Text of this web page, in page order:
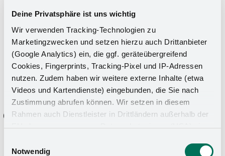
Deine Privatsphäre ist uns wichtig
Wir verwenden Tracking-Technologien zu
Marketingzwecken und setzen hierzu auch Drittanbieter
(Google Analytics) ein, die ggf. geräteübergreifend
Cookies, Fingerprints, Tracking-Pixel und IP-Adressen
nutzen. Zudem haben wir weitere externe Inhalte (etwa
Videos und Kartendienste) eingebunden, die Sie nach
Zustimmung abrufen können. Wir setzen in diesem
Rahmen auch Dienstleister in Drittländern außerhalb der
EU ohne angemessenes Datenschutzniveau (USA) ein,
zu Sicherheits- und Überwachungszwecken zugreifen,
Notwendig
erhalten. Wir freuen uns auf dich!